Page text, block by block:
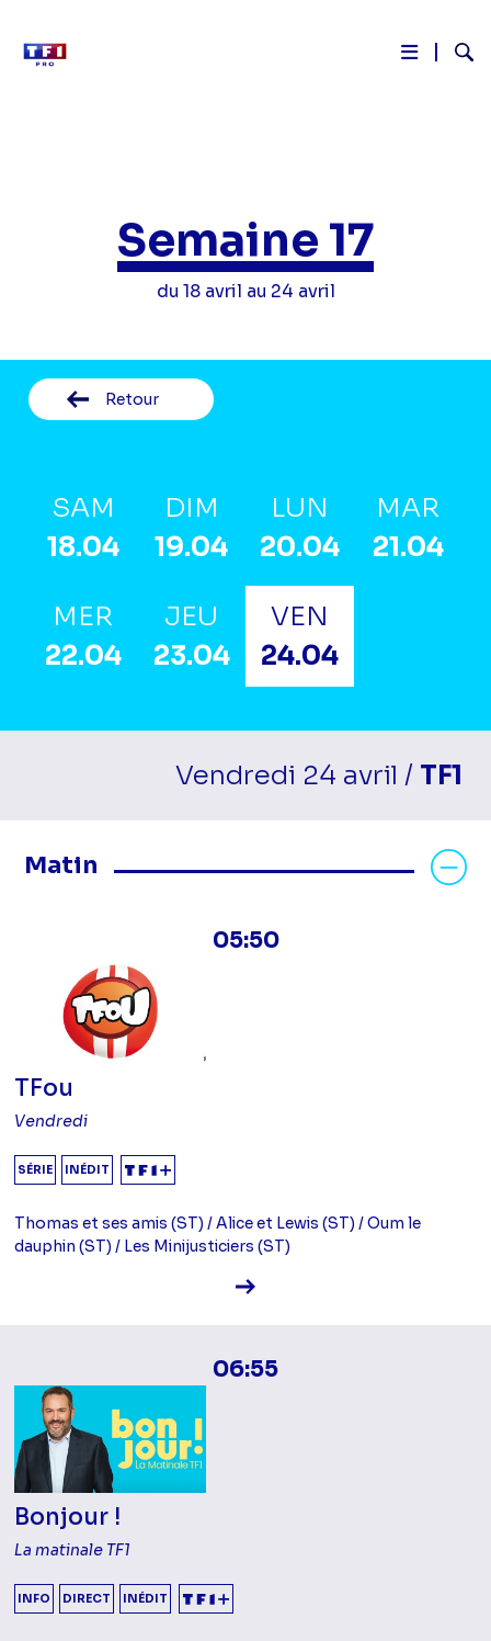
Semaine 17
du 18 avril au 24 avril
Retour
SAM
18.04
DIM
19.04
LUN
20.04
MAR
21.04
MER
22.04
JEU
23.04
VEN
24.04
Vendredi 24 avril / TF1
Matin
Masquer les programmes Matin
05:50
TFou
Vendredi
SÉRIE INÉDIT
Thomas et ses amis (ST) / Alice et Lewis (ST) / Oum le
dauphin (ST) / Les Minijusticiers (ST)
Voir la fiche diffusion
06:55
Bonjour !
La matinale TF1
INFO DIRECT INÉDIT